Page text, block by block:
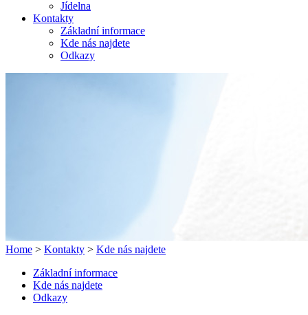
Jídelna
Kontakty
Základní informace
Kde nás najdete
Odkazy
Home > Kontakty > Kde nás najdete
Základní informace
Kde nás najdete
Odkazy